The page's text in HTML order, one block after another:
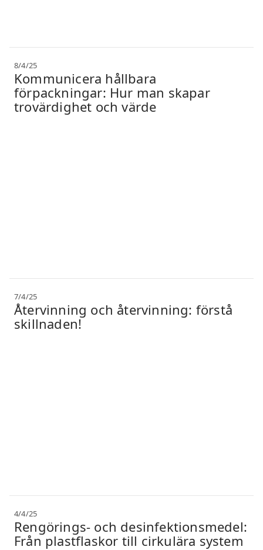
8/4/25
Kommunicera hållbara
förpackningar: Hur man skapar
trovärdighet och värde
7/4/25
Återvinning och återvinning: förstå
skillnaden!
4/4/25
Rengörings- och desinfektionsmedel:
Från plastflaskor till cirkulära system